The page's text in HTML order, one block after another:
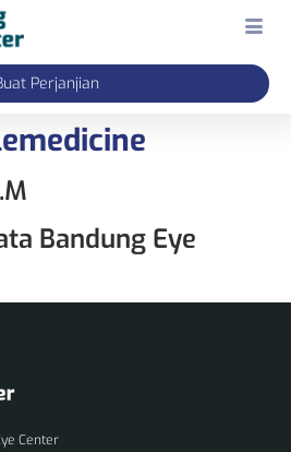
Perjanjian
Bandung Eye
Center